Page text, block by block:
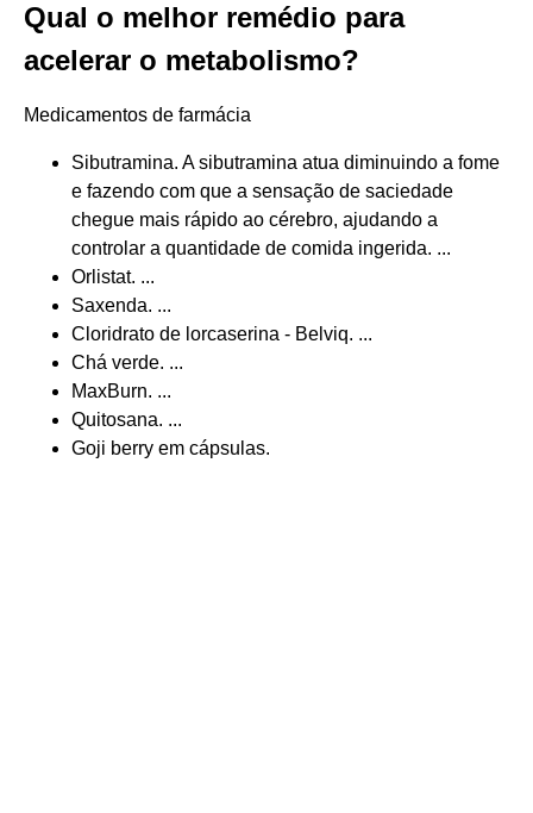
Qual o melhor remédio para
acelerar o metabolismo?
Medicamentos de farmácia
Sibutramina. A sibutramina atua diminuindo a fome
e fazendo com que a sensação de saciedade
chegue mais rápido ao cérebro, ajudando a
controlar a quantidade de comida ingerida. ...
Orlistat. ...
Saxenda. ...
Cloridrato de lorcaserina - Belviq. ...
Chá verde. ...
MaxBurn. ...
Quitosana. ...
Goji berry em cápsulas.